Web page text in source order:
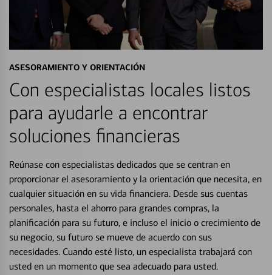
ASESORAMIENTO Y ORIENTACIÓN
Con especialistas locales listos
para ayudarle a encontrar
soluciones financieras
Reúnase con especialistas dedicados que se centran en
proporcionar el asesoramiento y la orientación que necesita, en
cualquier situación en su vida financiera. Desde sus cuentas
personales, hasta el ahorro para grandes compras, la
planificación para su futuro, e incluso el inicio o crecimiento de
su negocio, su futuro se mueve de acuerdo con sus
necesidades. Cuando esté listo, un especialista trabajará con
usted en un momento que sea adecuado para usted.